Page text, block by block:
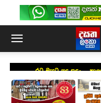
රට මැදට තද සුළං –